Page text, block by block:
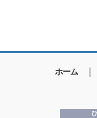
ホーム